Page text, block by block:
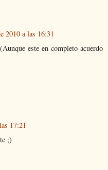
2010 a las 16:31
este en completo acuerdo
17:21
;)